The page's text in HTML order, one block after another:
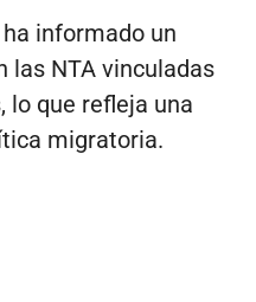
ha informado un
las NTA vinculadas
lo que refleja una
migratoria.